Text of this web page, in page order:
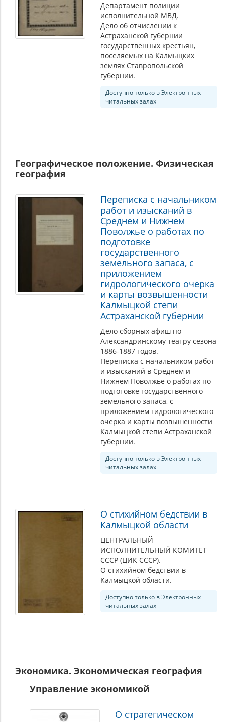
Департамент полиции
исполнительной МВД.
Дело об отчислении к
Астраханской губернии
государственных крестьян,
поселяемых на Калмыцких
землях Ставропольской
губернии.
Доступно только в Электронных
читальных залах
Географическое положение. Физическая
география
Переписка с начальником
работ и изысканий в
Среднем и Нижнем
Поволжье о работах по
подготовке
государственного
земельного запаса, с
приложением
гидрологического очерка
и карты возвышенности
Калмыцкой степи
Астраханской губернии
Дело сборных афиш по
Александринскому театру сезона
1886-1887 годов.
Переписка с начальником работ
и изысканий в Среднем и
Нижнем Поволжье о работах по
подготовке государственного
земельного запаса, с
приложением гидрологического
очерка и карты возвышенности
Калмыцкой степи Астраханской
губернии.
Доступно только в Электронных
читальных залах
О стихийном бедствии в
Калмыцкой области
ЦЕНТРАЛЬНЫЙ
ИСПОЛНИТЕЛЬНЫЙ КОМИТЕТ
СССР (ЦИК СССР).
О стихийном бедствии в
Калмыцкой области.
Доступно только в Электронных
читальных залах
Экономика. Экономическая география
Управление экономикой
О стратегическом